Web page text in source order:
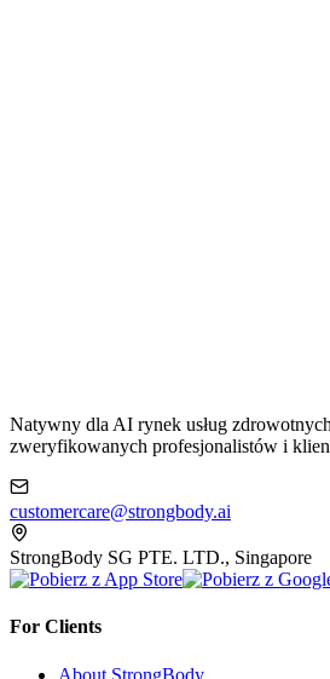
Natywny dla AI rynek usług
zweryfikowanych profesjonalistów i
customercare@strongbody.ai
StrongBody SG PTE. LTD., Singapore
For Clients
About StrongBody